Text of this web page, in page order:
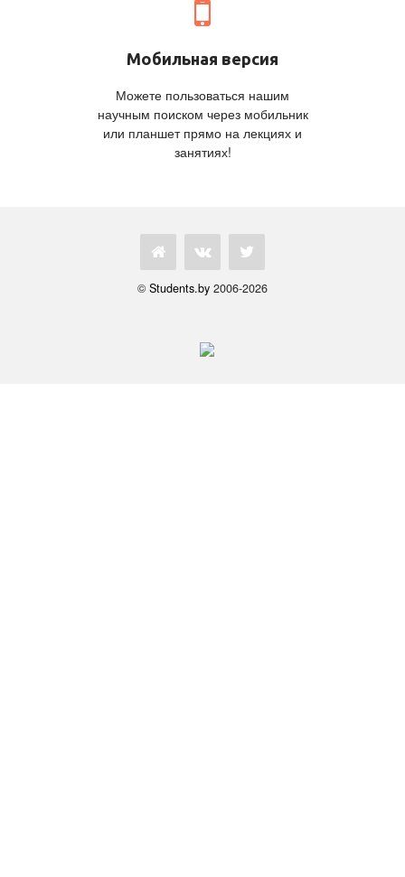
Мобильная версия
Можете пользоваться нашим
научным поиском через мобильник
или планшет прямо на лекциях и
занятиях!
© Students.by 2006-2026